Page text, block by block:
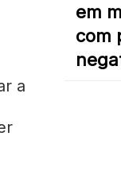
a
em
com